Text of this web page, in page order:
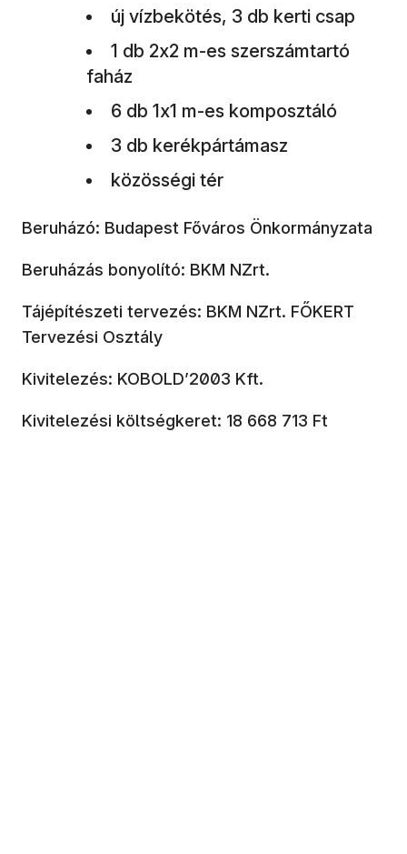
új vízbekötés, 3 db kerti csap
1 db 2x2 m-es szerszámtartó
faház
6 db 1x1 m-es komposztáló
3 db kerékpártámasz
közösségi tér
Beruházó: Budapest Főváros Önkormányzata
Beruházás bonyolító: BKM NZrt.
Tájépítészeti tervezés: BKM NZrt. FŐKERT
Tervezési Osztály
Kivitelezés: KOBOLD’2003 Kft.
Kivitelezési költségkeret: 18 668 713 Ft